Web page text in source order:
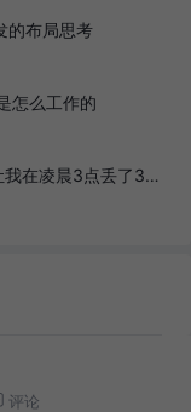
的布局思考
怎么工作的
Redis缓存回滚踩坑实录：一个配置失误，让我在凌晨3点丢了3000条数据
评论